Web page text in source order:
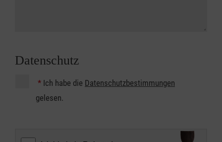
Datenschutz
* Ich habe die Datenschutzbestimmungen
gelesen.